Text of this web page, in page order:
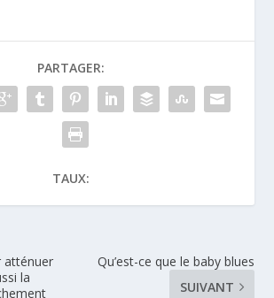
PARTAGER:
TAUX:
atténuer
la
Qu’est-ce que le baby blues
SUIVANT